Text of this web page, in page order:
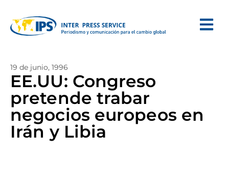
19 de junio, 1996
EE.UU: Congreso
pretende trabar
negocios europeos en
Irán y Libia